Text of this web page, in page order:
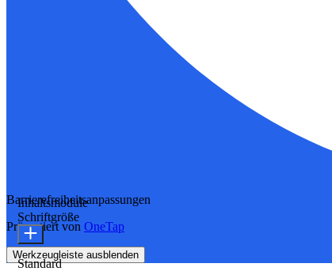
Barrierefreiheitsanpassungen
Präsentiert von OneTap
Werkzeugleiste ausblenden
Inhaltsmodule
Schriftgröße
Standard